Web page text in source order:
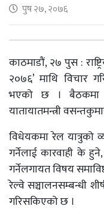
पुष २७, २०७६
काठमाडौं, २७ पुस :
२०७६’ माथि विचार
भएको छ । बैठकमा
यातायातमन्त्री
विधेयकमा रेल यात्रुको
गर्नेलाई कारवाही के
गर्नेलगायत विषय
रेल्वे सञ्चालनसम्बन्धी
गरिसकिएको छ ।